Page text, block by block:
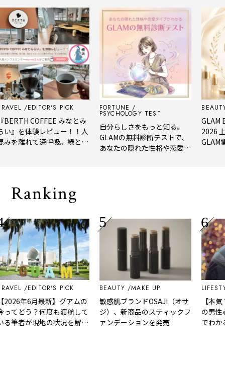
EDITOR'S PICK
COFFEE みなとみ
体験レビュー！！人
れて深呼吸。緑と
FORTUNE
PSYCHOLOGY TEST
自分らしさをもっと知る。
GLAMの無料診断テストで、
あなたの隠れた性格や恋愛タ
BEAUTY
GLAM
2026 上半
GLAM編集
Ranking
EDITOR'S PICK
年6月最新】グアムの
う？何度も渡航して
が現地の状況を解
BEAUTY MAKE UP
敏感肌ブランドOSAJI（オサ
ジ）、新商品のスティックフ
ァンデーションを発売
LIFESTYLE
【本気？遊
の男性心理
でわかる脈